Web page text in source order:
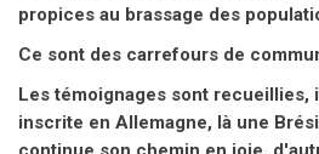
propices au brassage des
Ce sont des carrefours de
Les témoignages sont recueillies,
inscrite en Allemagne, là une